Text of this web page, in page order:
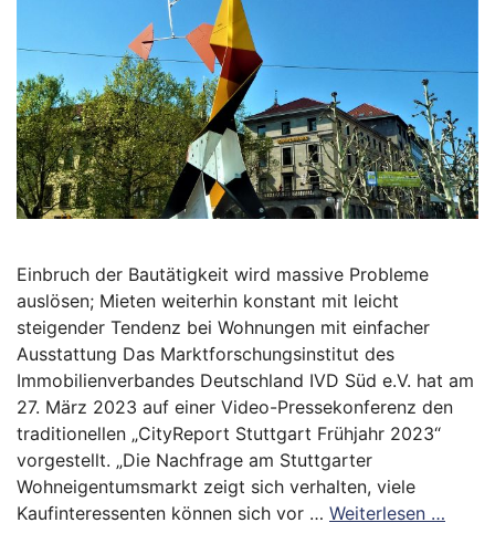
Einbruch der Bautätigkeit wird massive Probleme
auslösen; Mieten weiterhin konstant mit leicht
steigender Tendenz bei Wohnungen mit einfacher
Ausstattung Das Marktforschungsinstitut des
Immobilienverbandes Deutschland IVD Süd e.V. hat am
27. März 2023 auf einer Video-Pressekonferenz den
traditionellen „CityReport Stuttgart Frühjahr 2023“
vorgestellt. „Die Nachfrage am Stuttgarter
Wohneigentumsmarkt zeigt sich verhalten, viele
Kaufinteressenten können sich vor … Weiterlesen …